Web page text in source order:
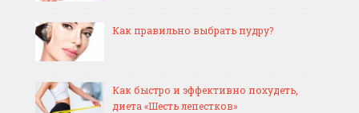
Как правильно выбрать пудру?
Как быстро и эффективно похудеть,
диета «Шесть лепестков»